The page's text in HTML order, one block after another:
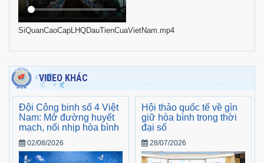
SiQuanCaoCapLHQDauTienCuaVietNam.mp4
VIDEO KHÁC
Đội Công binh số 4 Việt
Nam: Mở đường huyết
mạch, nối nhịp hòa bình
02/08/2026
Hội thảo quốc tế về gìn
giữ hòa bình trong thời
đại số
28/07/2026